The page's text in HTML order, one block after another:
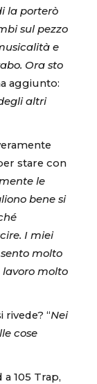
la porterò
sul pezzo
e
Ora sto
aggiunto:
altri
stare con
le
bene si
I miei
molto
molto
“Nei
cose
105 Trap,